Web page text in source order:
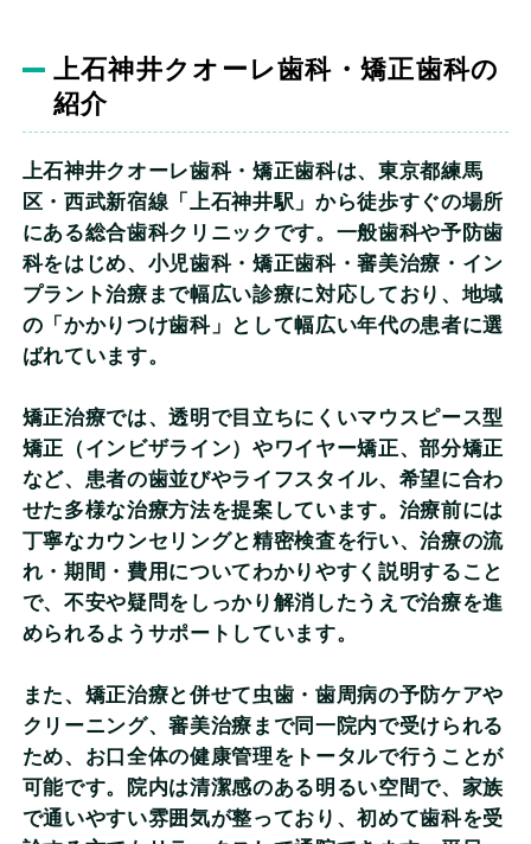
上石神井クオーレ歯科・矯正歯科の
紹介
上石神井クオーレ歯科・矯正歯科は、東京都練馬
区・西武新宿線「上石神井駅」から徒歩すぐの場所
にある総合歯科クリニックです。一般歯科や予防歯
科をはじめ、小児歯科・矯正歯科・審美治療・イン
プラント治療まで幅広い診療に対応しており、地域
の「かかりつけ歯科」として幅広い年代の患者に選
ばれています。
矯正治療では、透明で目立ちにくいマウスピース型
矯正（インビザライン）やワイヤー矯正、部分矯正
など、患者の歯並びやライフスタイル、希望に合わ
せた多様な治療方法を提案しています。治療前には
丁寧なカウンセリングと精密検査を行い、治療の流
れ・期間・費用についてわかりやすく説明すること
で、不安や疑問をしっかり解消したうえで治療を進
められるようサポートしています。
また、矯正治療と併せて虫歯・歯周病の予防ケアや
クリーニング、審美治療まで同一院内で受けられる
ため、お口全体の健康管理をトータルで行うことが
可能です。院内は清潔感のある明るい空間で、家族
で通いやすい雰囲気が整っており、初めて歯科を受